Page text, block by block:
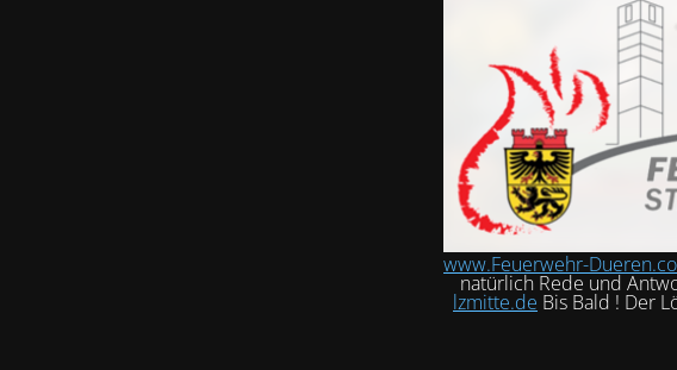
www.Feuerwehr-
natürlich Rede und
lzmitte.de Bis Bald ! Der